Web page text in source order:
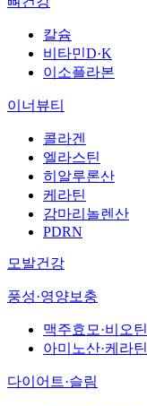
칼슘
비타민D·K
이소플라본
이너뷰티
콜라겐
엘라스틴
히알루론산
케라틴
감마리놀렌산
PDRN
모발건강
풍성·영양보충
맥주효모·비오틴
아미노산·케라틴
다이어트·슬림